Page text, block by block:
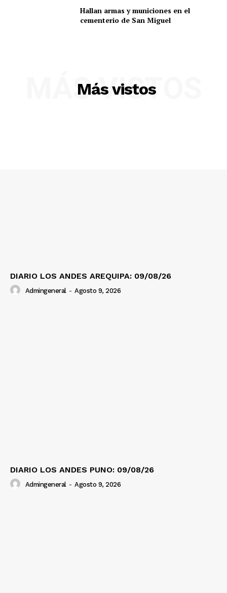
SUSCRIBETE
Hallan armas y municiones en el
cementerio de San Miguel
Más vistos
MÁS VISTOS
DIARIO LOS ANDES AREQUIPA: 09/08/26
Admingeneral - Agosto 9, 2026
DIARIO LOS ANDES PUNO: 09/08/26
Admingeneral - Agosto 9, 2026